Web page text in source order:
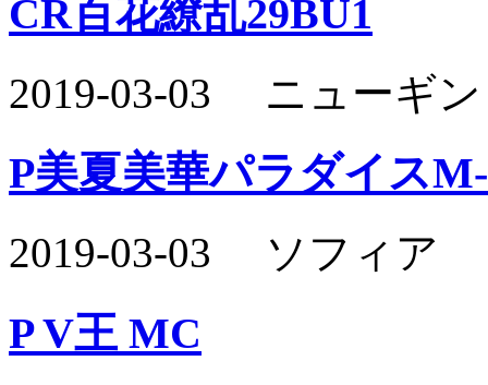
CR百花繚乱29BU1
2019-03-03 ニューギ
P美夏美華パラダイス
2019-03-03 ソフィア
P V王 MC